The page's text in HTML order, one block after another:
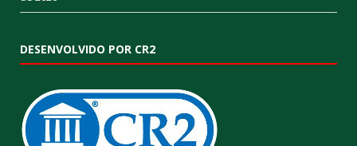
DESENVOLVIDO POR CR2